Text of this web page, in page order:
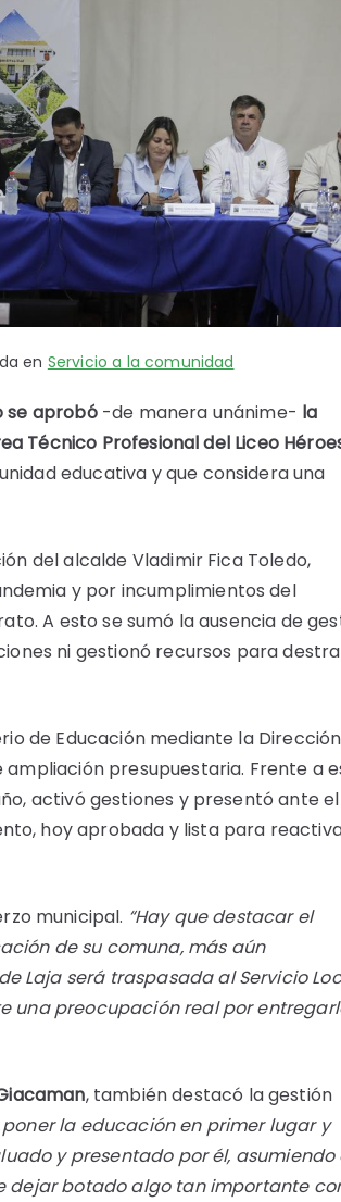
en Servicio a la comunidad
se aprobó-de manera unánime- la
Técnico Profesional del Liceo
educativa y que considera una
del alcalde Vladimir Fica Toledo,
y por incumplimientos del
A esto se sumó la ausencia de
ni gestionó recursos para
de Educación mediante la
presupuestaria. Frente a
activó gestiones y presentó ante el
hoy aprobada y lista para
municipal. “Hay que destacar el
de su comuna, más aún
Laja será traspasada al Servicio
una preocupación real por
, también destacó la gestión
la educación en primer lugar y
y presentado por él,
dejar botado algo tan importante